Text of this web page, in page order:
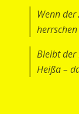
Wenn
Bleibt der
Heißa –